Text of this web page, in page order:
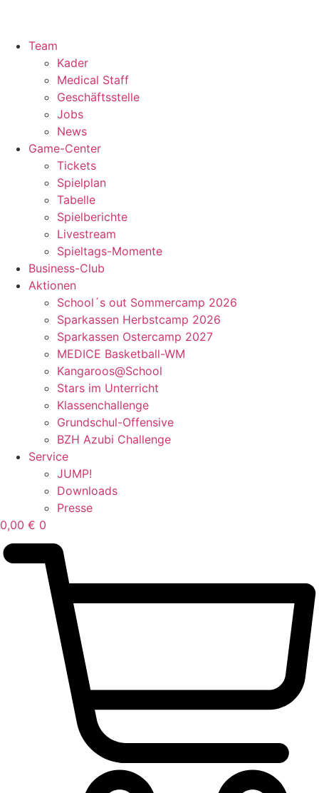
Team
Kader
Medical Staff
Geschäftsstelle
Jobs
News
Game-Center
Tickets
Spielplan
Tabelle
Spielberichte
Livestream
Spieltags-Momente
Business-Club
Aktionen
School´s out Sommercamp 2026
Sparkassen Herbstcamp 2026
Sparkassen Ostercamp 2027
MEDICE Basketball-WM
Kangaroos@School
Stars im Unterricht
Klassenchallenge
Grundschul-Offensive
BZH Azubi Challenge
Service
JUMP!
Downloads
Presse
0,00 € 0